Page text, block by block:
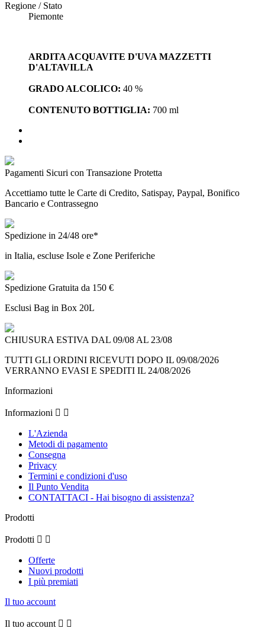
Regione / Stato
Piemonte
ARDITA ACQUAVITE D'UVA MAZZETTI
D'ALTAVILLA
GRADO ALCOLICO: 40 %
CONTENUTO BOTTIGLIA: 700 ml
Pagamenti Sicuri con Transazione Protetta
Accettiamo tutte le Carte di Credito, Satispay, Paypal, Bonifico
Bancario e Contrassegno
Spedizione in 24/48 ore*
in Italia, escluse Isole e Zone Periferiche
Spedizione Gratuita da 150 €
Esclusi Bag in Box 20L
CHIUSURA ESTIVA DAL 09/08 AL 23/08
TUTTI GLI ORDINI RICEVUTI DOPO IL 09/08/2026
VERRANNO EVASI E SPEDITI IL 24/08/2026
Informazioni
Informazioni  
L'Azienda
Metodi di pagamento
Consegna
Privacy
Termini e condizioni d'uso
Il Punto Vendita
CONTATTACI - Hai bisogno di assistenza?
Prodotti
Prodotti  
Offerte
Nuovi prodotti
I più premiati
Il tuo account
Il tuo account  